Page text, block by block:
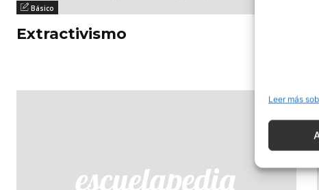
Leer más
Básico
Extractivismo